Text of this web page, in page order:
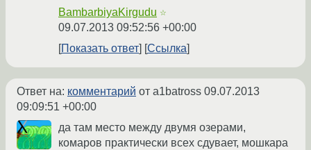
BambarbiyaKirgudu ☆
09.07.2013 09:52:56 +00:00
Показать ответ
Ссылка
Ответ на: комментарий от a1batross 09.07.2013
09:09:51 +00:00
да там место между двумя озерами,
комаров практически всех сдувает, мошкара